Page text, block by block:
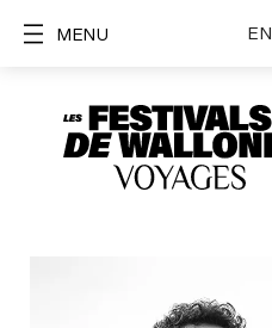
EN
MENU